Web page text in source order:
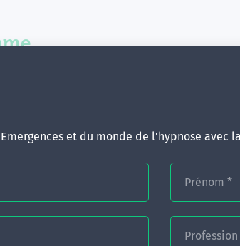
et du monde de l'hypnose avec
Prénom *
Profession
thérapeutique en cabinet dentaire
sur le Concept IDÉE, concept global